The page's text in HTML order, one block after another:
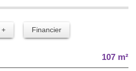
+ Financier
107 m²